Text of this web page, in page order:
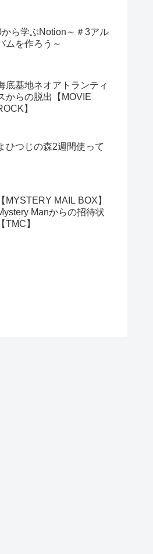
から学ぶNotion～＃3アル
ムを作ろう～
底基地ネオアトランティ
からの脱出【MOVIE
】
ひつじの森2週間使って
【MYSTERY MAIL BOX】
Manからの招待状
【TMC】